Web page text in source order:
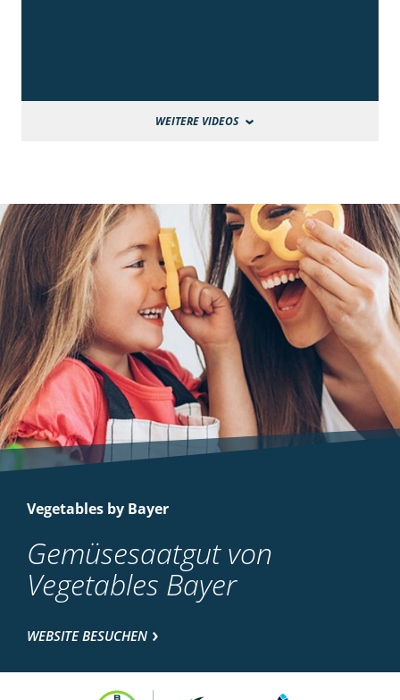
WEITERE VIDEOS
Vegetables by Bayer
Gemüsesaatgut von
Vegetables Bayer
WEBSITE BESUCHEN